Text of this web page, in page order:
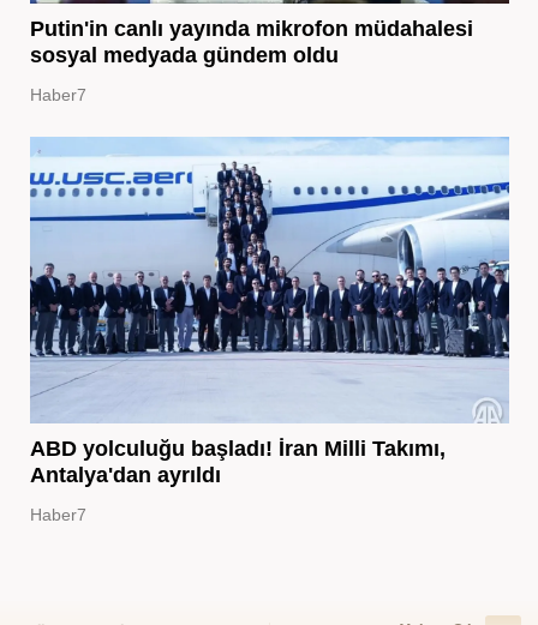
Putin'in canlı yayında mikrofon müdahalesi
sosyal medyada gündem oldu
Haber7
ABD yolculuğu başladı! İran Milli Takımı,
Antalya'dan ayrıldı
Haber7